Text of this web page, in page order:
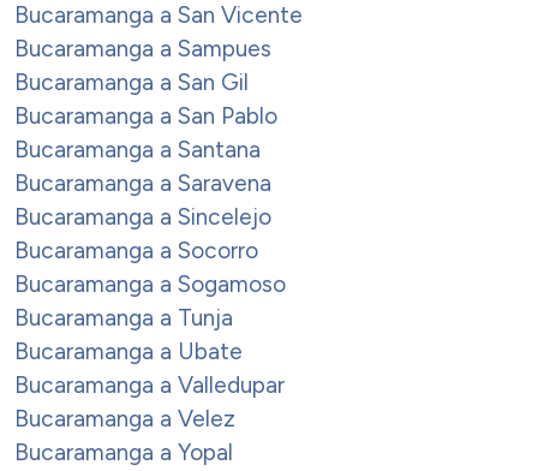
Bucaramanga a San Vicente
Bucaramanga a Sampues
Bucaramanga a San Gil
Bucaramanga a San Pablo
Bucaramanga a Santana
Bucaramanga a Saravena
Bucaramanga a Sincelejo
Bucaramanga a Socorro
Bucaramanga a Sogamoso
Bucaramanga a Tunja
Bucaramanga a Ubate
Bucaramanga a Valledupar
Bucaramanga a Velez
Bucaramanga a Yopal